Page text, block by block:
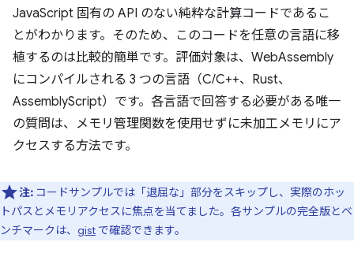
JavaScript 固有の API のない純粋な計算コードであるこ
とがわかります。そのため、このコードを任意の言語に移
植するのは比較的簡単です。評価対象は、WebAssembly
にコンパイルされる 3 つの言語（C/C++、Rust、
AssemblyScript）です。各言語で回答する必要がある唯一
の質問は、メモリ管理関数を使用せずに未加工メモリにア
クセスする方法です。
注: コードサンプルでは「退屈な」部分をスキップし、実際のホッ
トパスとメモリアクセスに焦点を当てました。各サンプルの完全版とベ
ンチマークは、 gist で確認できます。